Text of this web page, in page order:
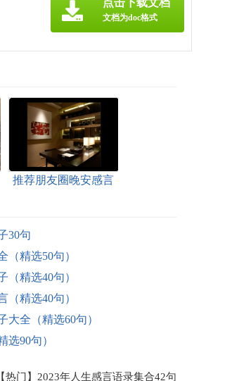
点击下载文档
文档为doc格式
推荐朋友圈晚安感言
30句
（精选50句）
（精选40句）
（精选40句）
大全（精选60句）
选90句）
【热门】2023年人生感言语录集合42句